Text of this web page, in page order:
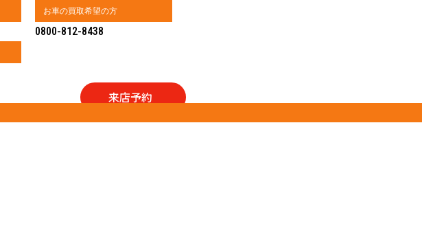
お車の買取希望の方
0800-812-8438
来店予約